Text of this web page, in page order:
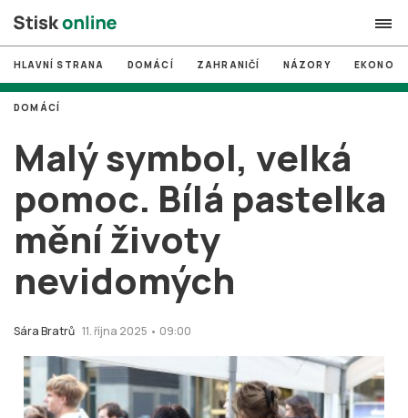
search
# MUNI
# Brno
# volby
login PŘIHLÁSIT SE
Zapomněli jste heslo?
HLAVNÍ STRANA DOMÁCÍ ZAHRANIČÍ NÁZORY
Malý symbol, velká
pomoc. Bílá pastelka
mění životy
nevidomých
Sára Bratrů 11. října 2025 • 09:00
DOMÁCÍ